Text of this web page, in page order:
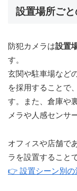
設置場所ごと
防犯カメラは設置
す。
玄関や駐車場など
を採用することで
す。また、倉庫や
メラや人感センサ
オフィスや店舗で
ラを設置すること
👉 設置シーン別の